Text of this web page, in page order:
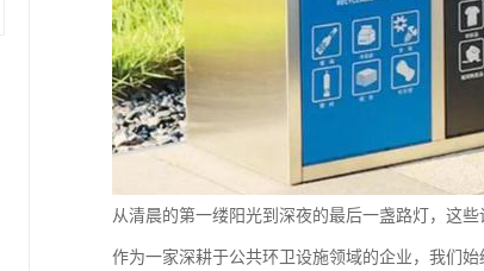
从清晨的第一缕阳光到深夜的最后一盏路灯，这
作为一家深耕于公共环卫设施领域的企业，我们